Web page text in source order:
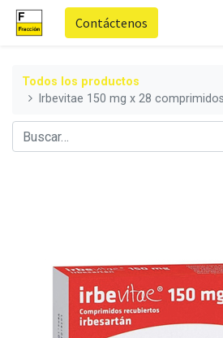
Contáctenos
Todos los productos
Irbevitae 150 mg x 28